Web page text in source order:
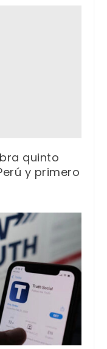
quinto
y primero